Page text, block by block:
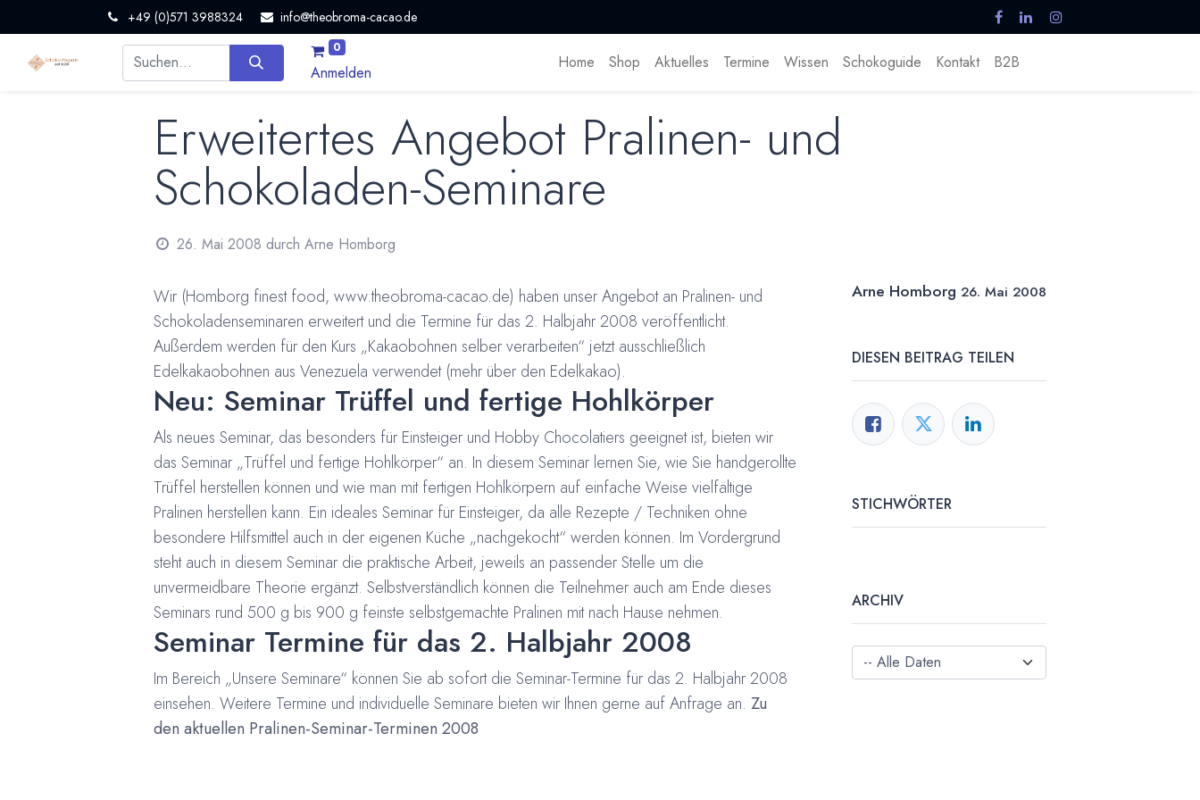
+49 (0)571 3988324 info@theobroma-cacao.de
0
Anmelden
Home Shop Aktuelles Termine Wissen Schokoguide Kontakt B2B
Erweitertes Angebot Pralinen- und
Schokoladen-Seminare
26. Mai 2008 durch Arne Homborg
Wir (Homborg finest food, www.theobroma-cacao.de) haben unser Angebot an Pralinen- und
Schokoladenseminaren erweitert und die Termine für das 2. Halbjahr 2008 veröffentlicht.
Außerdem werden für den Kurs „Kakaobohnen selber verarbeiten“ jetzt ausschließlich
Edelkakaobohnen aus Venezuela verwendet (mehr über den Edelkakao).
Neu: Seminar Trüffel und fertige Hohlkörper
Als neues Seminar, das besonders für Einsteiger und Hobby Chocolatiers geeignet ist, bieten wir
das Seminar „Trüffel und fertige Hohlkörper“ an. In diesem Seminar lernen Sie, wie Sie handgerollte
Trüffel herstellen können und wie man mit fertigen Hohlkörpern auf einfache Weise vielfältige
Pralinen herstellen kann. Ein ideales Seminar für Einsteiger, da alle Rezepte / Techniken ohne
besondere Hilfsmittel auch in der eigenen Küche „nachgekocht“ werden können. Im Vordergrund
steht auch in diesem Seminar die praktische Arbeit, jeweils an passender Stelle um die
unvermeidbare Theorie ergänzt. Selbstverständlich können die Teilnehmer auch am Ende dieses
Seminars rund 500 g bis 900 g feinste selbstgemachte Pralinen mit nach Hause nehmen.
Seminar Termine für das 2. Halbjahr 2008
Im Bereich „Unsere Seminare“ können Sie ab sofort die Seminar-Termine für das 2. Halbjahr 2008
einsehen. Weitere Termine und individuelle Seminare bieten wir Ihnen gerne auf Anfrage an. Zu
den aktuellen Pralinen-Seminar-Terminen 2008
Arne Homborg 26. Mai 2008
DIESEN BEITRAG TEILEN
STICHWÖRTER
ARCHIV